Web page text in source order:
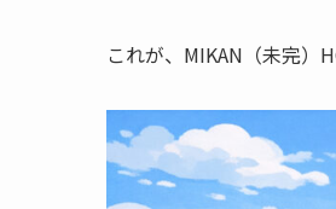
これが、MIKAN（未完）